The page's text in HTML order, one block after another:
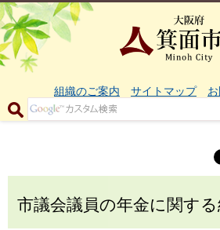
組織のご案内 サイトマップ
市議会議員の年金に関す